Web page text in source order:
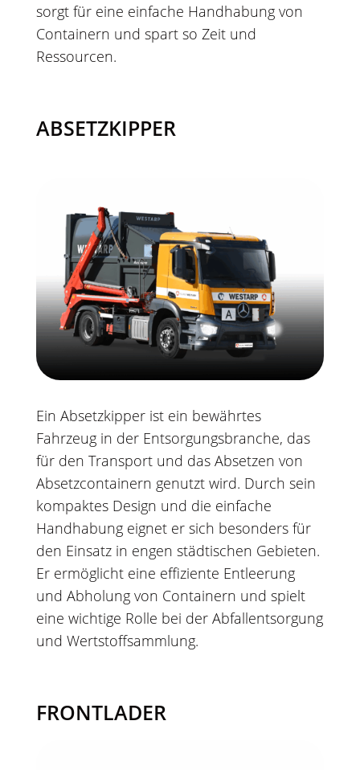
sorgt für eine einfache Handhabung von
Containern und spart so Zeit und
Ressourcen.
ABSETZKIPPER
Ein Absetzkipper ist ein bewährtes
Fahrzeug in der Entsorgungsbranche, das
für den Transport und das Absetzen von
Absetzcontainern genutzt wird. Durch sein
kompaktes Design und die einfache
Handhabung eignet er sich besonders für
den Einsatz in engen städtischen Gebieten.
Er ermöglicht eine effiziente Entleerung
und Abholung von Containern und spielt
eine wichtige Rolle bei der Abfallentsorgung
und Wertstoffsammlung.
FRONTLADER